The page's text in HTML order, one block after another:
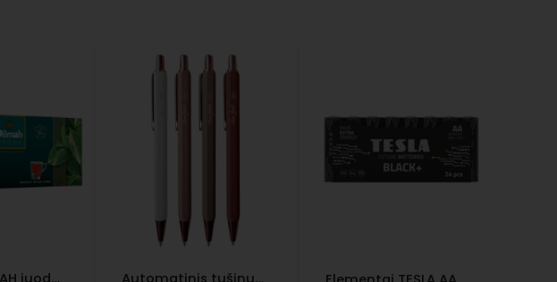
Arbata DILMAH juodoji, 25 pak., 50 g Automatinis tušinukas ROSE GOLD, mėlynas